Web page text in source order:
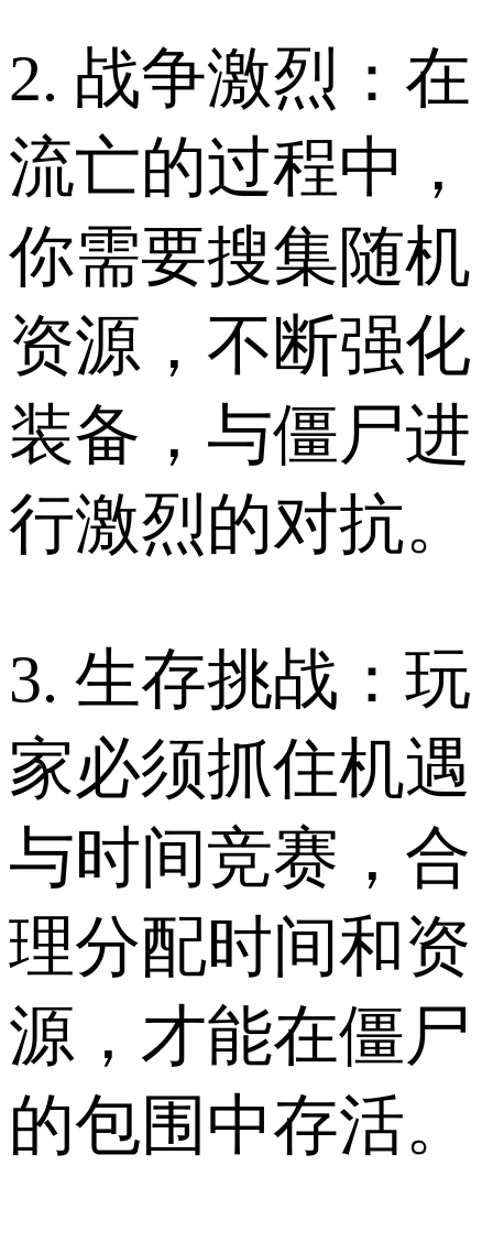
2. 战争激烈：在
流亡的过程中，
你需要搜集随机
资源，不断强化
装备，与僵尸进
行激烈的对抗。
3. 生存挑战：玩
家必须抓住机遇
与时间竞赛，合
理分配时间和资
源，才能在僵尸
的包围中存活。